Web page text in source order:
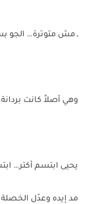
ـ مش متوترة… الجو
وهي أصلاً كانت
يحيى ابتسم أكتر…
مد إيده وعدّل